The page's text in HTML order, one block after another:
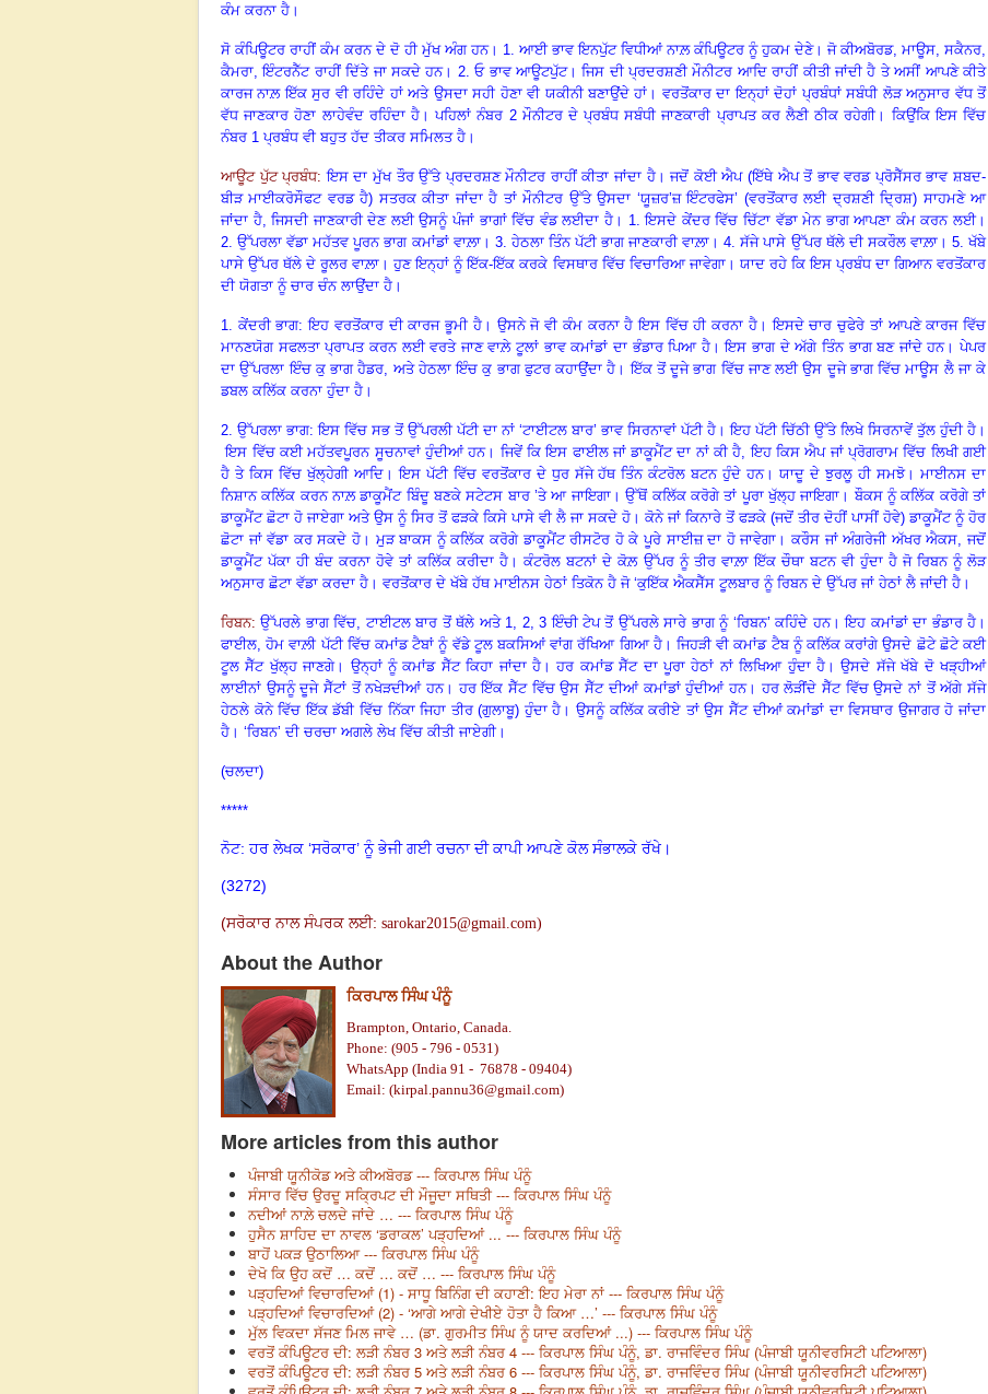
ਕੰਮ ਕਰਨਾ ਹੈ।
ਸੋ ਕੰਪਿਊਟਰ ਰਾਹੀਂ ਕੰਮ ਕਰਨ ਦੇ ਦੋ ਹੀ ਮੁੱਖ ਅੰਗ ਹਨ। 1. ਆਈ ਭਾਵ ਇਨਪੁੱਟ ਵਿਧੀਆਂ ਨਾਲ਼ ਕੰਪਿਊਟਰ ਨੂੰ ਹੁਕਮ ਦੇਣੇ। ਜੋ ਕੀਅਬੋਰਡ, ਮਾਊਸ, ਸਕੈਨਰ,
ਕੈਮਰਾ, ਇੰਟਰਨੈੱਟ ਰਾਹੀਂ ਦਿੱਤੇ ਜਾ ਸਕਦੇ ਹਨ। 2. ਓ ਭਾਵ ਆਊਟਪੁੱਟ। ਜਿਸ ਦੀ ਪ੍ਰਦਰਸ਼ਣੀ ਮੌਨੀਟਰ ਆਦਿ ਰਾਹੀਂ ਕੀਤੀ ਜਾਂਦੀ ਹੈ ਤੇ ਅਸੀਂ ਆਪਣੇ ਕੀਤੇ
ਕਾਰਜ ਨਾਲ਼ ਇੱਕ ਸੁਰ ਵੀ ਰਹਿੰਦੇ ਹਾਂ ਅਤੇ ਉਸਦਾ ਸਹੀ ਹੋਣਾ ਵੀ ਯਕੀਨੀ ਬਣਾਉਂਦੇ ਹਾਂ। ਵਰਤੋਂਕਾਰ ਦਾ ਇਨ੍ਹਾਂ ਦੋਹਾਂ ਪ੍ਰਬੰਧਾਂ ਸਬੰਧੀ ਲੋੜ ਅਨੁਸਾਰ ਵੱਧ ਤੋਂ
ਵੱਧ ਜਾਣਕਾਰ ਹੋਣਾ ਲਾਹੇਵੰਦ ਰਹਿੰਦਾ ਹੈ। ਪਹਿਲਾਂ ਨੰਬਰ 2 ਮੌਨੀਟਰ ਦੇ ਪ੍ਰਬੰਧ ਸਬੰਧੀ ਜਾਣਕਾਰੀ ਪ੍ਰਾਪਤ ਕਰ ਲੈਣੀ ਠੀਕ ਰਹੇਗੀ। ਕਿਉਂਕਿ ਇਸ ਵਿੱਚ
ਨੰਬਰ 1 ਪ੍ਰਬੰਧ ਵੀ ਬਹੁਤ ਹੱਦ ਤੀਕਰ ਸਮਿਲਤ ਹੈ।
ਆਊਟ ਪੁੱਟ ਪ੍ਰਬੰਧ: ਇਸ ਦਾ ਮੁੱਖ ਤੌਰ ਉੱਤੇ ਪ੍ਰਦਰਸ਼ਣ ਮੌਨੀਟਰ ਰਾਹੀਂ ਕੀਤਾ ਜਾਂਦਾ ਹੈ। ਜਦੋਂ ਕੋਈ ਐਪ (ਇੱਥੇ ਐਪ ਤੋਂ ਭਾਵ ਵਰਡ ਪ੍ਰੋਸੈੱਸਰ ਭਾਵ ਸ਼ਬਦ-
ਬੀੜ ਮਾਈਕਰੋਸੌਫਟ ਵਰਡ ਹੈ) ਸਤਰਕ ਕੀਤਾ ਜਾਂਦਾ ਹੈ ਤਾਂ ਮੌਨੀਟਰ ਉੱਤੇ ਉਸਦਾ ‘ਯੂਜ਼ਰ’ਜ਼ ਇੰਟਰਫੇਸ’ (ਵਰਤੋਂਕਾਰ ਲਈ ਦ੍ਰਸ਼ਣੀ ਦ੍ਰਿਸ਼) ਸਾਹਮਣੇ ਆ
ਜਾਂਦਾ ਹੈ, ਜਿਸਦੀ ਜਾਣਕਾਰੀ ਦੇਣ ਲਈ ਉਸਨੂੰ ਪੰਜਾਂ ਭਾਗਾਂ ਵਿੱਚ ਵੰਡ ਲਈਦਾ ਹੈ। 1. ਇਸਦੇ ਕੇਂਦਰ ਵਿੱਚ ਚਿੱਟਾ ਵੱਡਾ ਮੇਨ ਭਾਗ ਆਪਣਾ ਕੰਮ ਕਰਨ ਲਈ।
2. ਉੱਪਰਲਾ ਵੱਡਾ ਮਹੱਤਵ ਪੂਰਨ ਭਾਗ ਕਮਾਂਡਾਂ ਵਾਲ਼ਾ। 3. ਹੇਠਲਾ ਤਿੰਨ ਪੱਟੀ ਭਾਗ ਜਾਣਕਾਰੀ ਵਾਲ਼ਾ। 4. ਸੱਜੇ ਪਾਸੇ ਉੱਪਰ ਥੱਲੇ ਦੀ ਸਕਰੌਲ ਵਾਲ਼ਾ। 5. ਖੱਬੇ
ਪਾਸੇ ਉੱਪਰ ਥੱਲੇ ਦੇ ਰੂਲਰ ਵਾਲ਼ਾ। ਹੁਣ ਇਨ੍ਹਾਂ ਨੂੰ ਇੱਕ-ਇੱਕ ਕਰਕੇ ਵਿਸਥਾਰ ਵਿੱਚ ਵਿਚਾਰਿਆ ਜਾਵੇਗਾ। ਯਾਦ ਰਹੇ ਕਿ ਇਸ ਪ੍ਰਬੰਧ ਦਾ ਗਿਆਨ ਵਰਤੋਂਕਾਰ
ਦੀ ਯੋਗਤਾ ਨੂੰ ਚਾਰ ਚੰਨ ਲਾਉਂਦਾ ਹੈ।
1. ਕੇਂਦਰੀ ਭਾਗ: ਇਹ ਵਰਤੋਂਕਾਰ ਦੀ ਕਾਰਜ ਭੂਮੀ ਹੈ। ਉਸਨੇ ਜੋ ਵੀ ਕੰਮ ਕਰਨਾ ਹੈ ਇਸ ਵਿੱਚ ਹੀ ਕਰਨਾ ਹੈ। ਇਸਦੇ ਚਾਰ ਚੁਫੇਰੇ ਤਾਂ ਆਪਣੇ ਕਾਰਜ ਵਿੱਚ
ਮਾਨਣਯੋਗ ਸਫਲਤਾ ਪ੍ਰਾਪਤ ਕਰਨ ਲਈ ਵਰਤੇ ਜਾਣ ਵਾਲ਼ੇ ਟੂਲਾਂ ਭਾਵ ਕਮਾਂਡਾਂ ਦਾ ਭੰਡਾਰ ਪਿਆ ਹੈ। ਇਸ ਭਾਗ ਦੇ ਅੱਗੇ ਤਿੰਨ ਭਾਗ ਬਣ ਜਾਂਦੇ ਹਨ। ਪੇਪਰ
ਦਾ ਉੱਪਰਲਾ ਇੰਚ ਕੁ ਭਾਗ ਹੈਡਰ, ਅਤੇ ਹੇਠਲਾ ਇੰਚ ਕੁ ਭਾਗ ਫੁਟਰ ਕਹਾਉਂਦਾ ਹੈ। ਇੱਕ ਤੋਂ ਦੂਜੇ ਭਾਗ ਵਿੱਚ ਜਾਣ ਲਈ ਉਸ ਦੂਜੇ ਭਾਗ ਵਿੱਚ ਮਾਊਸ ਲੈ ਜਾ ਕੇ
ਡਬਲ ਕਲਿੱਕ ਕਰਨਾ ਹੁੰਦਾ ਹੈ।
2. ਉੱਪਰਲਾ ਭਾਗ: ਇਸ ਵਿੱਚ ਸਭ ਤੋਂ ਉੱਪਰਲੀ ਪੱਟੀ ਦਾ ਨਾਂ ‘ਟਾਈਟਲ ਬਾਰ’ ਭਾਵ ਸਿਰਨਾਵਾਂ ਪੱਟੀ ਹੈ। ਇਹ ਪੱਟੀ ਚਿੱਠੀ ਉੱਤੇ ਲਿਖੇ ਸਿਰਨਾਵੇਂ ਤੁੱਲ ਹੁੰਦੀ ਹੈ ।
ਇਸ ਵਿੱਚ ਕਈ ਮਹੱਤਵਪੂਰਨ ਸੂਚਨਾਵਾਂ ਹੁੰਦੀਆਂ ਹਨ। ਜਿਵੇਂ ਕਿ ਇਸ ਫਾਈਲ ਜਾਂ ਡਾਕੂਮੈਂਟ ਦਾ ਨਾਂ ਕੀ ਹੈ, ਇਹ ਕਿਸ ਐਪ ਜਾਂ ਪ੍ਰੋਗਰਾਮ ਵਿੱਚ ਲਿਖੀ ਗਈ
ਹੈ ਤੇ ਕਿਸ ਵਿੱਚ ਖੁੱਲ੍ਹੇਗੀ ਆਦਿ। ਇਸ ਪੱਟੀ ਵਿੱਚ ਵਰਤੋਂਕਾਰ ਦੇ ਧੁਰ ਸੱਜੇ ਹੱਥ ਤਿੰਨ ਕੰਟਰੋਲ ਬਟਨ ਹੁੰਦੇ ਹਨ। ਯਾਦੂ ਦੇ ਝੁਰਲੂ ਹੀ ਸਮਝੋ। ਮਾਈਨਸ ਦਾ
ਨਿਸ਼ਾਨ ਕਲਿੱਕ ਕਰਨ ਨਾਲ਼ ਡਾਕੂਮੈਂਟ ਬਿੰਦੂ ਬਣਕੇ ਸਟੇਟਸ ਬਾਰ ’ਤੇ ਆ ਜਾਇਗਾ। ਉੱਥੋਂ ਕਲਿੱਕ ਕਰੋਗੇ ਤਾਂ ਪੂਰਾ ਖੁੱਲ੍ਹ ਜਾਇਗਾ। ਬੌਕਸ ਨੂੰ ਕਲਿੱਕ ਕਰੋਗੇ ਤਾਂ
ਡਾਕੂਮੈਂਟ ਛੋਟਾ ਹੋ ਜਾਏਗਾ ਅਤੇ ਉਸ ਨੂੰ ਸਿਰ ਤੋਂ ਫੜਕੇ ਕਿਸੇ ਪਾਸੇ ਵੀ ਲੈ ਜਾ ਸਕਦੇ ਹੋ । ਕੋਨੇ ਜਾਂ ਕਿਨਾਰੇ ਤੋਂ ਫੜਕੇ (ਜਦੋਂ ਤੀਰ ਦੋਹੀਂ ਪਾਸੀਂ ਹੋਵੇ) ਡਾਕੂਮੈਂਟ ਨੂੰ ਹੋਰ
ਛੋਟਾ ਜਾਂ ਵੱਡਾ ਕਰ ਸਕਦੇ ਹੋ । ਮੁੜ ਬਾਕਸ ਨੂੰ ਕਲਿੱਕ ਕਰੋਗੇ ਡਾਕੂਮੈਂਟ ਰੀਸਟੋਰ ਹੋ ਕੇ ਪੂਰੇ ਸਾਈਜ਼ ਦਾ ਹੋ ਜਾਵੇਗਾ। ਕਰੌਸ ਜਾਂ ਅੰਗਰੇਜੀ ਅੱਖਰ ਐਕਸ, ਜਦੋਂ
ਡਾਕੂਮੈਂਟ ਪੱਕਾ ਹੀ ਬੰਦ ਕਰਨਾ ਹੋਵੇ ਤਾਂ ਕਲਿੱਕ ਕਰੀਦਾ ਹੈ। ਕੰਟਰੋਲ ਬਟਨਾਂ ਦੇ ਕੋਲ਼ ਉੱਪਰ ਨੂੰ ਤੀਰ ਵਾਲ਼ਾ ਇੱਕ ਚੌਥਾ ਬਟਨ ਵੀ ਹੁੰਦਾ ਹੈ ਜੋ ਰਿਬਨ ਨੂੰ ਲੋੜ
ਅਨੁਸਾਰ ਛੋਟਾ ਵੱਡਾ ਕਰਦਾ ਹੈ। ਵਰਤੋਂਕਾਰ ਦੇ ਖੱਬੇ ਹੱਥ ਮਾਈਨਸ ਹੇਠਾਂ ਤਿਕੋਨ ਹੈ ਜੋ ‘ਕੁਇੱਕ ਐਕਸੈੱਸ ਟੂਲਬਾਰ ਨੂੰ ਰਿਬਨ ਦੇ ਉੱਪਰ ਜਾਂ ਹੇਠਾਂ ਲੈ ਜਾਂਦੀ ਹੈ।
ਰਿਬਨ: ਉੱਪਰਲੇ ਭਾਗ ਵਿੱਚ, ਟਾਈਟਲ ਬਾਰ ਤੋਂ ਥੱਲੇ ਅਤੇ 1, 2, 3 ਇੰਚੀ ਟੇਪ ਤੋਂ ਉੱਪਰਲੇ ਸਾਰੇ ਭਾਗ ਨੂੰ ‘ਰਿਬਨ’ ਕਹਿੰਦੇ ਹਨ। ਇਹ ਕਮਾਂਡਾਂ ਦਾ ਭੰਡਾਰ ਹੈ।
ਫਾਈਲ, ਹੋਮ ਵਾਲ਼ੀ ਪੱਟੀ ਵਿੱਚ ਕਮਾਂਡ ਟੈਬਾਂ ਨੂੰ ਵੱਡੇ ਟੂਲ ਬਕਸਿਆਂ ਵਾਂਗ ਰੱਖਿਆ ਗਿਆ ਹੈ। ਜਿਹੜੀ ਵੀ ਕਮਾਂਡ ਟੈਬ ਨੂੰ ਕਲਿੱਕ ਕਰਾਂਗੇ ਉਸਦੇ ਛੋਟੇ ਛੋਟੇ ਕਈ
ਟੂਲ ਸੈੱਟ ਖੁੱਲ੍ਹ ਜਾਣਗੇ। ਉਨ੍ਹਾਂ ਨੂੰ ਕਮਾਂਡ ਸੈੱਟ ਕਿਹਾ ਜਾਂਦਾ ਹੈ। ਹਰ ਕਮਾਂਡ ਸੈੱਟ ਦਾ ਪੂਰਾ ਹੇਠਾਂ ਨਾਂ ਲਿਖਿਆ ਹੁੰਦਾ ਹੈ ।ਉਸਦੇ ਸੱਜੇ ਖੱਬੇ ਦੋ ਖੜ੍ਹੀਆਂ
ਲਾਈਨਾਂ ਉਸਨੂੰ ਦੂਜੇ ਸੈੱਟਾਂ ਤੋਂ ਨਖੇੜਦੀਆਂ ਹਨ। ਹਰ ਇੱਕ ਸੈੱਟ ਵਿੱਚ ਉਸ ਸੈੱਟ ਦੀਆਂ ਕਮਾਂਡਾਂ ਹੁੰਦੀਆਂ ਹਨ। ਹਰ ਲੋੜੀਂਦੇ ਸੈੱਟ ਵਿੱਚ ਉਸਦੇ ਨਾਂ ਤੋਂ ਅੱਗੇ ਸੱਜੇ
ਹੇਠਲੇ ਕੋਨੇ ਵਿੱਚ ਇੱਕ ਡੱਬੀ ਵਿੱਚ ਨਿੱਕਾ ਜਿਹਾ ਤੀਰ (ਗੁਲਾਬੂ) ਹੁੰਦਾ ਹੈ। ਉਸਨੂੰ ਕਲਿੱਕ ਕਰੀਏ ਤਾਂ ਉਸ ਸੈੱਟ ਦੀਆਂ ਕਮਾਂਡਾਂ ਦਾ ਵਿਸਥਾਰ ਉਜਾਗਰ ਹੋ ਜਾਂਦਾ
ਹੈ। ‘ਰਿਬਨ’ ਦੀ ਚਰਚਾ ਅਗਲੇ ਲੇਖ ਵਿੱਚ ਕੀਤੀ ਜਾਏਗੀ।
(ਚਲਦਾ)
*****
ਨੋਟ: ਹਰ ਲੇਖਕ ‘ਸਰੋਕਾਰ’ ਨੂੰ ਭੇਜੀ ਗਈ ਰਚਨਾ ਦੀ ਕਾਪੀ ਆਪਣੇ ਕੋਲ ਸੰਭਾਲਕੇ ਰੱਖੇ।
(3272)
(ਸਰੋਕਾਰ ਨਾਲ ਸੰਪਰਕ ਲਈ: sarokar2015@gmail.com)
About the Author
ਕਿਰਪਾਲ ਸਿੰਘ ਪੰਨੂੰ
Brampton, Ontario, Canada.
Phone: (905 - 796 - 0531)
WhatsApp (India 91 - 76878 - 09404)
Email: (kirpal.pannu36@gmail.com)
More articles from this author
ਪੰਜਾਬੀ ਯੂਨੀਕੋਡ ਅਤੇ ਕੀਅਬੋਰਡ --- ਕਿਰਪਾਲ ਸਿੰਘ ਪੰਨੂੰ
ਸੰਸਾਰ ਵਿੱਚ ਉਰਦੂ ਸਕ੍ਰਿਪਟ ਦੀ ਮੌਜੂਦਾ ਸਥਿਤੀ --- ਕਿਰਪਾਲ ਸਿੰਘ ਪੰਨੂੰ
ਨਦੀਆਂ ਨਾਲ਼ੇ ਚਲਦੇ ਜਾਂਦੇ … --- ਕਿਰਪਾਲ ਸਿੰਘ ਪੰਨੂੰ
ਹੁਸੈਨ ਸ਼ਾਹਿਦ ਦਾ ਨਾਵਲ ‘ਡਰਾਕਲ’ ਪੜ੍ਹਦਿਆਂ ... --- ਕਿਰਪਾਲ ਸਿੰਘ ਪੰਨੂੰ
ਬਾਹੋਂ ਪਕੜ ਉਠਾਲਿਆ --- ਕਿਰਪਾਲ ਸਿੰਘ ਪੰਨੂੰ
ਦੇਖੋ ਕਿ ਉਹ ਕਦੋਂ … ਕਦੋਂ … ਕਦੋਂ … --- ਕਿਰਪਾਲ ਸਿੰਘ ਪੰਨੂੰ
ਪੜ੍ਹਦਿਆਂ ਵਿਚਾਰਦਿਆਂ (1) - ਸਾਧੂ ਬਿਨਿੰਗ ਦੀ ਕਹਾਣੀ: ਇਹ ਮੇਰਾ ਨਾਂ --- ਕਿਰਪਾਲ ਸਿੰਘ ਪੰਨੂੰ
ਪੜ੍ਹਦਿਆਂ ਵਿਚਾਰਦਿਆਂ (2) - ‘ਆਗੇ ਆਗੇ ਦੇਖੀਏ ਹੋਤਾ ਹੈ ਕਿਆ …’ --- ਕਿਰਪਾਲ ਸਿੰਘ ਪੰਨੂੰ
ਮੁੱਲ ਵਿਕਦਾ ਸੱਜਣ ਮਿਲ ਜਾਵੇ … (ਡਾ. ਗੁਰਮੀਤ ਸਿੰਘ ਨੂੰ ਯਾਦ ਕਰਦਿਆਂ ...) --- ਕਿਰਪਾਲ ਸਿੰਘ ਪੰਨੂੰ
ਵਰਤੋਂ ਕੰਪਿਊਟਰ ਦੀ: ਲੜੀ ਨੰਬਰ 3 ਅਤੇ ਲੜੀ ਨੰਬਰ 4 --- ਕਿਰਪਾਲ ਸਿੰਘ ਪੰਨੂੰ, ਡਾ. ਰਾਜਵਿੰਦਰ ਸਿੰਘ (ਪੰਜਾਬੀ ਯੂਨੀਵਰਸਿਟੀ ਪਟਿਆਲਾ)
ਵਰਤੋਂ ਕੰਪਿਊਟਰ ਦੀ: ਲੜੀ ਨੰਬਰ 5 ਅਤੇ ਲੜੀ ਨੰਬਰ 6 --- ਕਿਰਪਾਲ ਸਿੰਘ ਪੰਨੂੰ, ਡਾ. ਰਾਜਵਿੰਦਰ ਸਿੰਘ (ਪੰਜਾਬੀ ਯੂਨੀਵਰਸਿਟੀ ਪਟਿਆਲਾ)